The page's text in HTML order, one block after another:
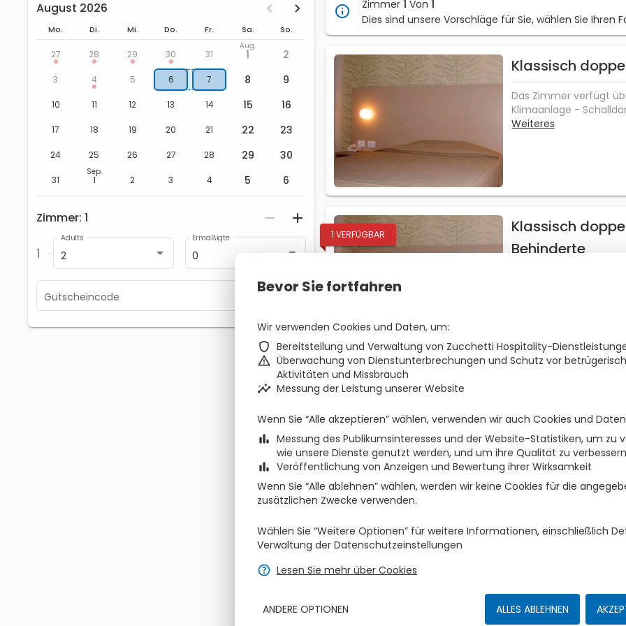
August 2026 zbe_chevron_left zbe_chevron_right
Mo. Di. Mi. Do. Fr. Sa. So.
27 28 29 30 31
Aug.
1 2
3 4 5 6 7 8 9
10 11 12 13 14 15 16
17 18 19 20 21 22 23
24 25 26 27 28 29 30
31
Sep.
1 2 3 4 5 6
Zimmer 1 zbe_remove zbe_add
1 2
Adults
0
Ermäßigte
Gutscheincode
zbe_info Zimmer 1 Von 1
Dies sind unsere Vorschläge für Sie, wählen Sie Ihren
Klassisch
Das Zimmer verfügt
Klimaanlage -
Direktwahltelefon -
Weiteres
1 VERFÜGBAR
Klassisch
Behinderte
Deze kamer is
beschikt over: - een
Wekdienst - digitale
ramen en opening -
1VERFÜGBAR
Das Zimmer verfügt
Klimaanlage -
Direktwahltelefon -
TV - Mediaset
Sicherheitsdienst -
Fenster und offen -
Weiteres
Bad mit
Hausschuhe -
Schalldämmung -
Weiteres
Bevor Sie fortfahren
Wir verwenden Cookies und Daten, um
zbe_shield Bereitstellung und Verwaltung von Zucchetti Hospitality-
zbe_warning Überwachung von Dienstunterbrechungen und Schutz vor
Aktivitäten und Missbrauch
zbe_insights Messung der Leistung unserer Website
Wenn Sie “Alle akzeptieren” wählen, verwenden wir auch Cookies und
zbe_bar_chart Messung des Publikumsinteresses und der Website-Statistiken, um zu
wie unsere Dienste genutzt werden, und um ihre Qualität zu verbessern
zbe_bar_chart Veröffentlichung von Anzeigen und Bewertung ihrer Wirksamkeit
Wenn Sie “Alle ablehnen” wählen, werden wir keine Cookies für die
zusätzlichen Zwecke verwenden.
Wählen Sie “Weitere Optionen” für weitere Informationen, einschließlich
Verwaltung der Datenschutzeinstellungen
zbe_help Lesen Sie mehr über Cookies
ALLES ABLEHNEN
ANDERE OPTIONEN